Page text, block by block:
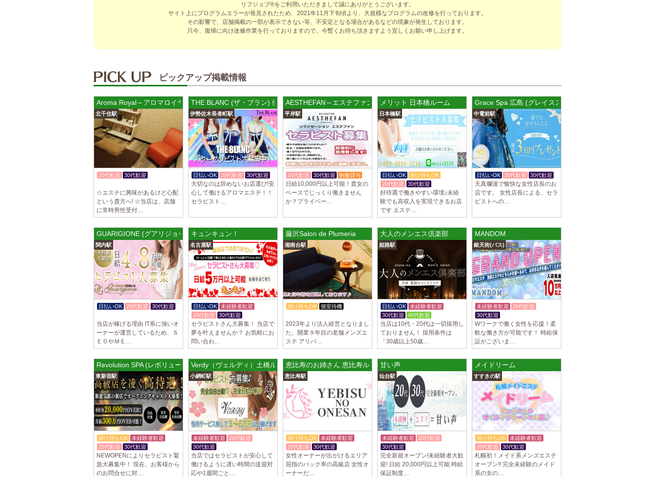
費負…
2025/04/14[春日井駅]
制服あり、ノルマ、罰金なし 高額報酬が稼げるだけでなく、高待
2025/04/12[伏見駅]
sirena (シレーナ) 錦ルーム
制服あり、ノルマ、罰金なし 高額報酬が稼げるだけでなく、高待
遇や手厚い福利厚生を完備しております！ぜひご活用ください♪
指名…
2025/04/09 [藤が丘駅]
sirena (シレーナ) 名東ルーム
制服あり、ノルマ、罰金なし 高額報酬が稼げるだけでなく、高待
遇や手厚い福利厚生を完備しております！ぜひご活用ください♪
指名…
2025/04/08[勝川駅]
Cat’s (キャッツ)
営業時間内でいつでも可能。 交通費支給あり 一緒に働いてくだ
さ…
2025/04/05[日本橋駅]
Aroma de Banana (あろばな)
オープンにつきセラピスト大募集！！ 求人探しに苦労されている
貴方様に朗報です！ 当店では講習制度を徹底しています。 セクハ
ラ…
2025/04/04[吉祥寺駅]
LoveCHU (ラブチュ) 吉祥寺ルーム
やる気のあるセラピスト大募集！ 「本気で稼ぎたい！」「もっと
人気セラピストになりたい！」 そんなあなたを全力でサポートし
2025/04/04[渋谷駅]
LoveCHU (ラブチュ) 渋谷ルーム
やる気のあるセラピスト大募集！ 「本気で稼ぎたい！」「もっと
人気セラピストになりたい！」 そんなあなたを全力でサポートし
ます…
2025/04/02[千歳烏山駅]
LoveCHU (ラブチュ) 千歳烏山ルーム
やる気のあるセラピスト大募集！ 「本気で稼ぎたい！」「もっと
人気セラピストになりたい！」 そんなあなたを全力でサポートし
ます…
リフジョブ®をご利用いただきまして誠にありがとうございます。
サイト上にプログラムエラーが発見されたため、2021年11月下旬頃より、大規模なプログラムの改修を行っております。
その影響で、店舗掲載の一部が表示できない等、不安定となる場合があるなどの現象が発生しております。
只今、復帰に向け改修作業を行っておりますので、今暫くお待ち頂きますよう宜しくお願い申し上げます。
ピックアップ掲載情報
Aroma Royal～アロマロイヤル～
北千住駅
20代歓迎
30代歓迎
☆エステに興味があるけど心配
という貴方へ! ☆当店は、店舗
に常時男性受付…
THE BLANC (ザ・ブラン) 伊勢佐木ルーム
伊勢佐木長者町駅
日払いOK 20代歓迎 30代歓迎
大切なのは辞めないお店選び!安
心して働けるアロマエステ！！
セラピスト…
AESTHEFAN～エステファン
平岸駅
20代歓迎 30代歓迎 制服貸与
日給10,000円以上可能！貴女の
ペースでじっくり働きません
か？プライベー…
メリット 日本橋ルーム
日本橋駅
日払いOK
掛け持ちOK
20代歓迎
30代歓迎
好待遇で働きやすい環境♪未経
験でも高収入を実現できるお店
です エステ…
Grace Spa 広島 (グレイススパ) 小町ルーム
中電前駅
日払いOK 20代歓迎 30代歓迎
天真爛漫で愉快な女性店長のお
店です。 女性店長による、セラ
ピストへの…
GUARIGIONE (グアリジョーネ) 関内ルーム
関内駅
日払いOK 20代歓迎
30代歓迎
当店が稼げる理由 IT系に強いオ
ーナーが運営しているため、Ｓ
ＥＯやＭＥ…
キュンキュン！
名古屋駅
日払いOK
未経験者歓迎
20代歓迎
30代歓迎
セラピストさん大募集！ 当店で
夢を叶えませんか？ お気軽にお
問い合わ…
藤沢Salon de Plumeria
湘南台駅
掛け持ちOK 個室待機
2023年より法人経営となりまし
た。開業９年目の老舗メンズエ
ステ アリバ…
大人のメンエス倶楽部
姫路駅
日払いOK
未経験者歓迎
30代歓迎
40代歓迎
当店は10代・20代は一切採用し
ておりません！ 採用条件は
「30歳以上50歳…
MANDOM
銀天街(バス)
未経験者歓迎
20代歓迎
30代歓迎
Wワークで働く女性を応援！柔
軟な働き方が可能です！ 時給保
証がございま…
Revolution SPA (レボリューションスパ) 東新宿ルーム
東新宿駅
掛け持ちOK
未経験者歓迎
20代歓迎
30代歓迎
NEWOPENによりセラピスト緊
急大募集中！ 現在、お客様から
のお問合せに対…
Verdy（ヴェルディ）土橋ルーム
小網町駅
未経験者歓迎
20代歓迎
30代歓迎
当店ではセラピストが安心して
働けるように遅い時間の送迎対
応や1週間ごと…
恵比寿のお姉さん 恵比寿ルーム
恵比寿駅
掛け持ちOK
未経験者歓迎
20代歓迎
30代歓迎
女性オーナーが出がけるエリア
屈指のバック率の高級店 女性オ
ーナーだ…
甘い声
仙台駅
未経験者歓迎
20代歓迎
30代歓迎
完全新規オープン!未経験者大歓
迎! 日給 20,000円以上可能 時給
保証制度…
メイドリーム
すすきの駅
掛け持ちOK
未経験者歓迎
20代歓迎
30代歓迎
札幌初！メイド系メンズエステ
オープン!! 完全未経験のメイド
系の女の…